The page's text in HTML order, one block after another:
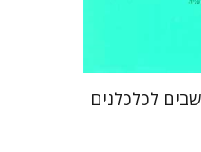
לכלכלנים